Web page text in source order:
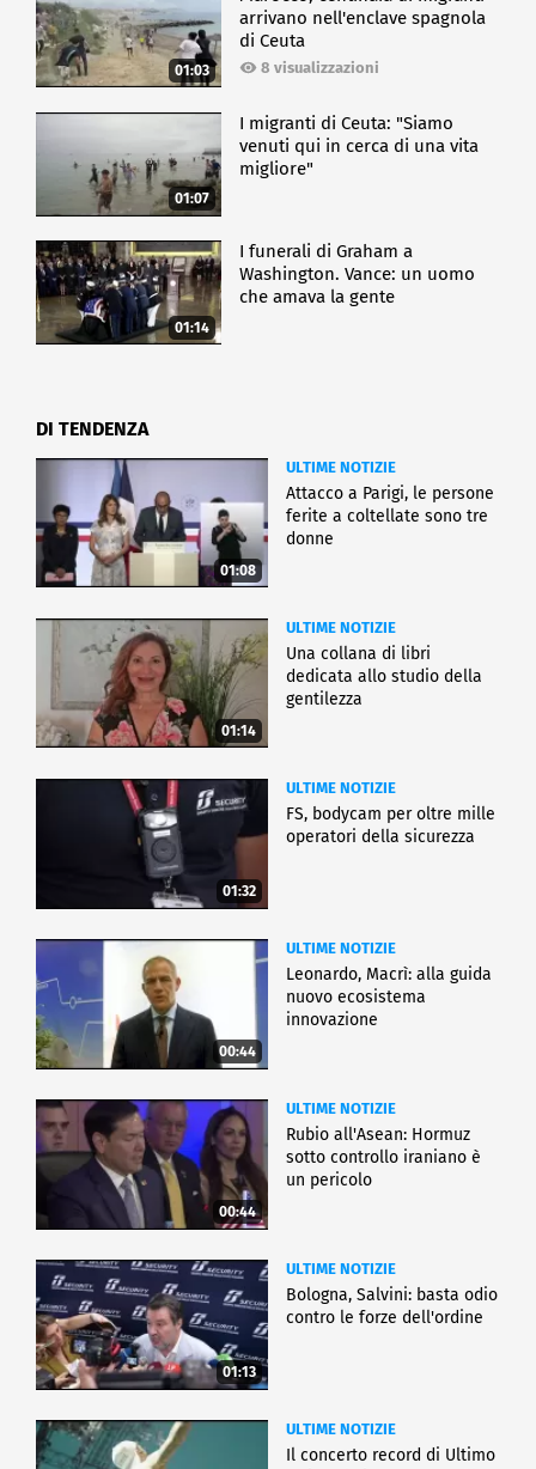
01:03
arrivano nell'enclave spagnola
di Ceuta
8 visualizzazioni
01:07
I migranti di Ceuta: "Siamo
venuti qui in cerca di una vita
migliore"
01:14
I funerali di Graham a
Washington. Vance: un uomo
che amava la gente
DI TENDENZA
01:08
ULTIME NOTIZIE
Attacco a Parigi, le persone
ferite a coltellate sono tre
donne
01:14
ULTIME NOTIZIE
Una collana di libri
dedicata allo studio della
gentilezza
01:32
ULTIME NOTIZIE
FS, bodycam per oltre mille
operatori della sicurezza
00:44
ULTIME NOTIZIE
Leonardo, Macrì: alla guida
nuovo ecosistema
innovazione
00:44
ULTIME NOTIZIE
Rubio all'Asean: Hormuz
sotto controllo iraniano è
un pericolo
01:13
ULTIME NOTIZIE
Bologna, Salvini: basta odio
contro le forze dell'ordine
ULTIME NOTIZIE
Il concerto record di Ultimo